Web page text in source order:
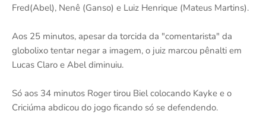
Fred(Abel), Nenê (Ganso) e Luiz Henrique (Mateus Martins).
Aos 25 minutos, apesar da torcida da "comentarista" da
globolixo tentar negar a imagem, o juiz marcou pênalti em
Lucas Claro e Abel diminuiu.
Só aos 34 minutos Roger tirou Biel colocando Kayke e o
Criciúma abdicou do jogo ficando só se defendendo.